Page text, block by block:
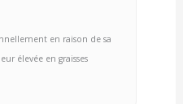
en raison de sa
élevée en graisses